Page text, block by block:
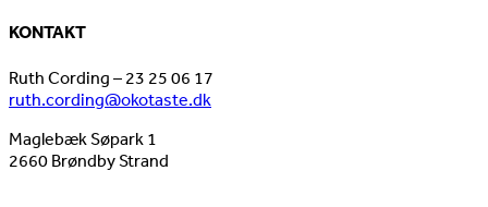
KONTAKT
Ruth Cording – 23 25 06 17
ruth.cording@okotaste.dk
Maglebæk Søpark 1
2660 Brøndby Strand